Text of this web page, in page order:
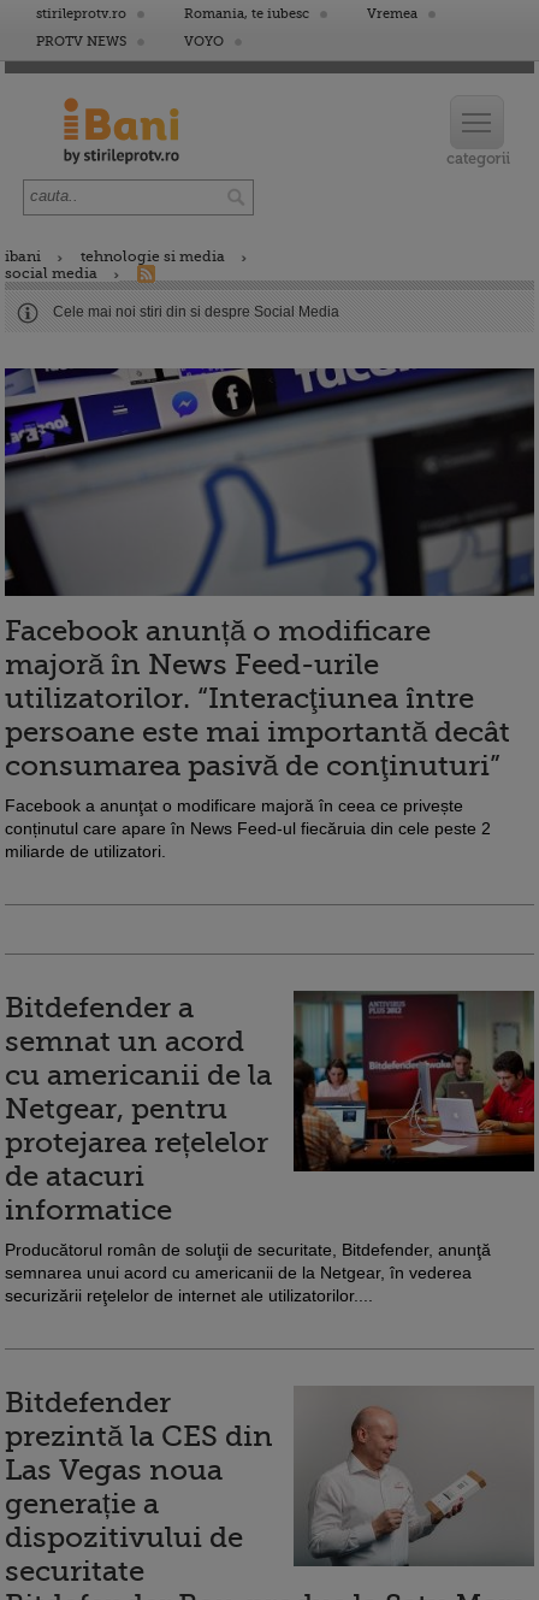
stirileprotv.ro Romania, te iubesc
Vremea
PROTV NEWS
VOYO
ibani
tehnologie si media
social media
Cele mai noi stiri din si despre Social Media
Facebook anunță o modificare
majoră în News Feed-urile
utilizatorilor. “Interacţiunea între
persoane este mai importantă decât
consumarea pasivă de conţinuturi”
Facebook a anunţat o modificare majoră în ceea ce privește
conținutul care apare în News Feed-ul fiecăruia din cele peste 2
miliarde de utilizatori.
Bitdefender a
semnat un acord
cu americanii de la
Netgear, pentru
protejarea rețelelor
de atacuri
informatice
Producătorul român de soluţii de securitate, Bitdefender, anunţă
semnarea unui acord cu americanii de la Netgear, în vederea
securizării reţelelor de internet ale utilizatorilor....
Bitdefender
prezintă la CES din
Las Vegas noua
generație a
dispozitivului de
securitate